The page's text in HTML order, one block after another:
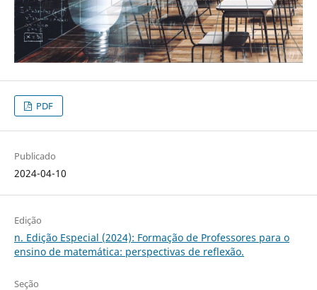
PDF
Publicado
2024-04-10
Edição
n. Edição Especial (2024): Formação de Professores para o
ensino de matemática: perspectivas de reflexão.
Seção